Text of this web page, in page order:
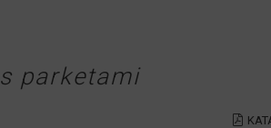
s parketami